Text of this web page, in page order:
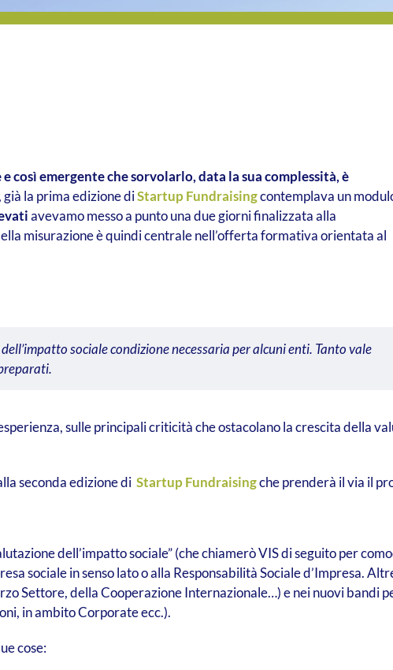
così emergente che sorvolarlo, data la sua complessità, è
la prima edizione diStartup Fundraisingcontemplava un
avevamo messo a punto una due giorni finalizzata alla
misurazione è quindi centrale nell’offerta formativa orientata al
sociale condizione necessaria per alcuni enti. Tanto vale
sulle principali criticità che ostacolano la crescita della
seconda edizione di Startup Fundraisingche prenderà il via il
dell’impatto sociale” (che chiamerò VIS di seguito per
sociale in senso lato o alla Responsabilità Sociale d’Impresa.
Settore, della Cooperazione Internazionale…) e nei nuovi bandi
in ambito Corporate ecc.).
cose: